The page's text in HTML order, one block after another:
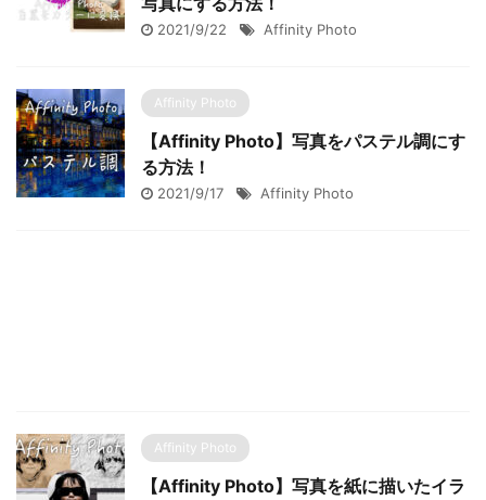
2021/9/22 Affinity Photo
Affinity Photo
【Affinity Photo】写真をパステル調にす
る方法！
2021/9/17 Affinity Photo
Affinity Photo
【Affinity Photo】写真を紙に描いたイラ